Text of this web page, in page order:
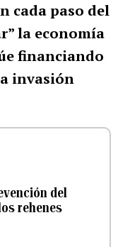
cada paso del
la economía
financiando
invasión
del
rehenes